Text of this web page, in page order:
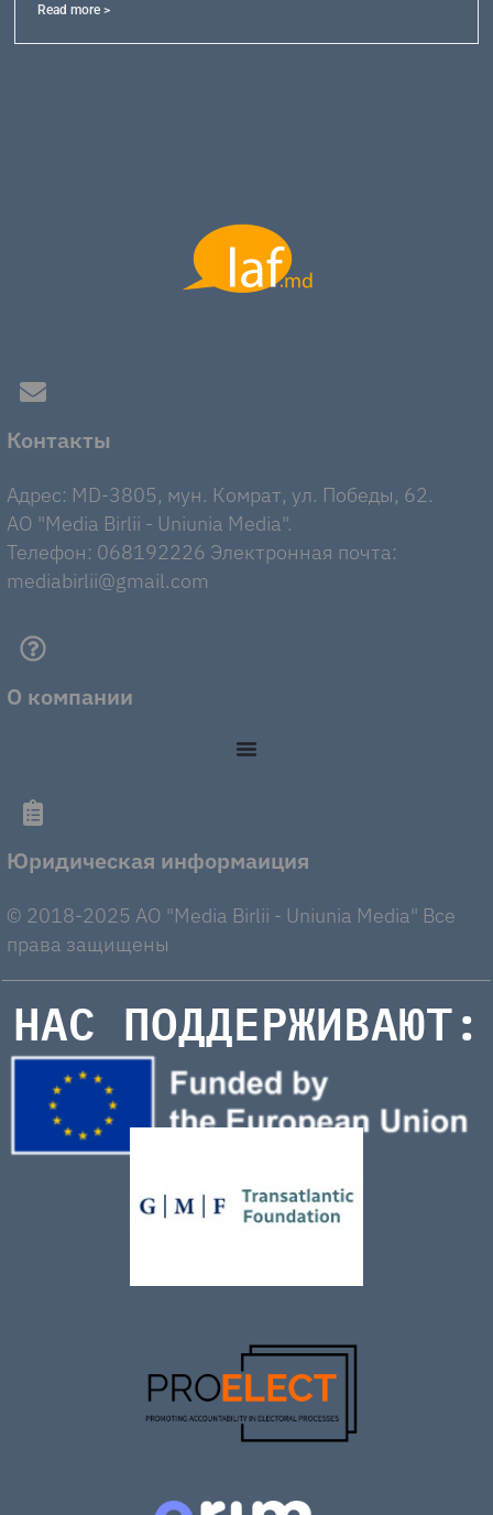
Read more >
Контакты
Адрес: MD-3805, мун. Комрат, ул. Победы, 62.
AO "Media Birlii - Uniunia Media".
Телефон: 068192226 Электронная почта:
mediabirlii@gmail.com
О компании
Юридическая информаиция
© 2018-2025 AO "Media Birlii - Uniunia Media" Все
права защищены
НАС ПОДДЕРЖИВАЮТ: